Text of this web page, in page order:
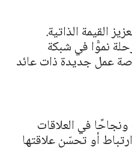
القيمة الذاتية.
نموًّا في شبكة
عمل جديدة ذات عائد
في العلاقات
أو تحسّن علاقتها